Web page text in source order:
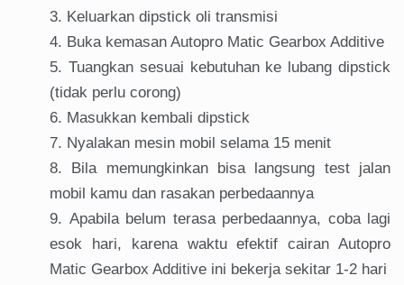
Keluarkan dipstick oli transmisi
Buka kemasan Autopro Matic Gearbox Additive
Tuangkan sesuai kebutuhan ke lubang dipstick
(tidak perlu corong)
Masukkan kembali dipstick
Nyalakan mesin mobil selama 15 menit
Bila memungkinkan bisa langsung test jalan
mobil kamu dan rasakan perbedaannya
Apabila belum terasa perbedaannya, coba lagi
esok hari, karena waktu efektif cairan Autopro
Matic Gearbox Additive ini bekerja sekitar 1-2 hari